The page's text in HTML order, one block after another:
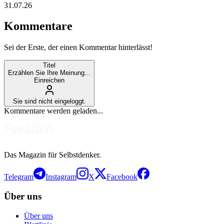
31.07.26
Kommentare
Sei der Erste, der einen Kommentar hinterlässt!
Titel
Erzählen Sie Ihre Meinung...
Einreichen
Sie sind nicht eingeloggt.
Kommentare werden geladen...
Das Magazin für Selbstdenker.
Telegram Instagram X Facebook
Über uns
Über uns